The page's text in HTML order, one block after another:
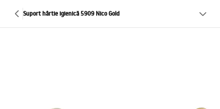
Suport hârtie igienică 5909 Nico Gold